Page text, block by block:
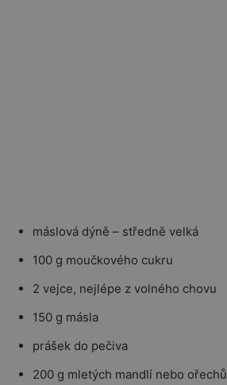
máslová dýně – středně velká
100 g moučkového cukru
2 vejce, nejlépe z volného chovu
150 g másla
prášek do pečiva
200 g mletých mandlí nebo ořechů